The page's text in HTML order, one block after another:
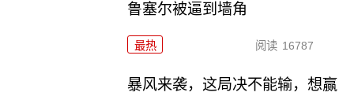
鲁塞尔被逼到墙角
最热 阅读 16787
暴风来袭，这局决不能输，想赢